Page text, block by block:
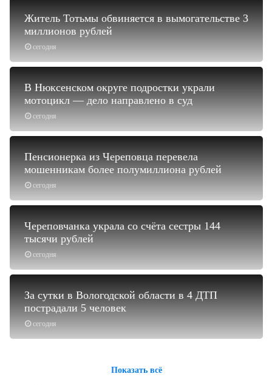
сегодня
Житель Тотьмы обвиняется в вымогательстве 3
миллионов рублей
сегодня
В Нюксенском округе подростки украли
мотоцикл — дело направлено в суд
сегодня
Пенсионерка из Череповца перевела
мошенникам более полумиллиона рублей
сегодня
Череповчанка украла со счёта сестры 144
тысячи рублей
сегодня
За сутки в Вологодской области в 4 ДТП
пострадали 5 человек
Показать всё